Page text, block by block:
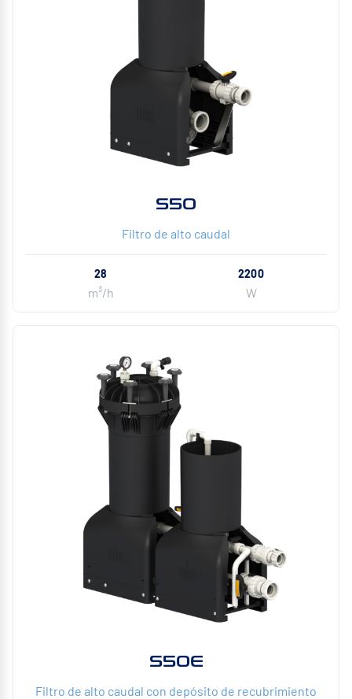
S50
Filtro de alto caudal
28
m³/h
2200
W
S50E
Filtro de alto caudal con depósito de recubrimiento